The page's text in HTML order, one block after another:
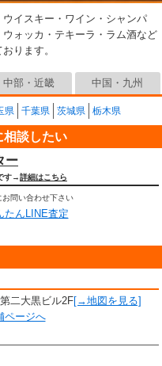
イスキー・ワイン・シャンパ
ォッカ・テキーラ・ラム酒など
ります。
中部・近畿 中国・九州
県 千葉県 茨城県 栃木県
相談したい
ー
す→詳細はこちら
問い合わせ下さい
たんLINE査定
二大黒ビル2F[→地図を見る]
ページへ